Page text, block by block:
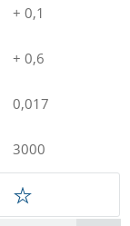
+ 0,1
+ 0,6
0,017
3000